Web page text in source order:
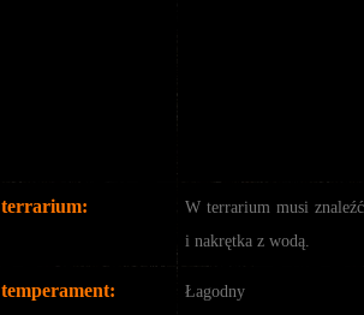
terrarium:
W terrarium musi
i nakrętka z wodą.
temperament: Łagodny